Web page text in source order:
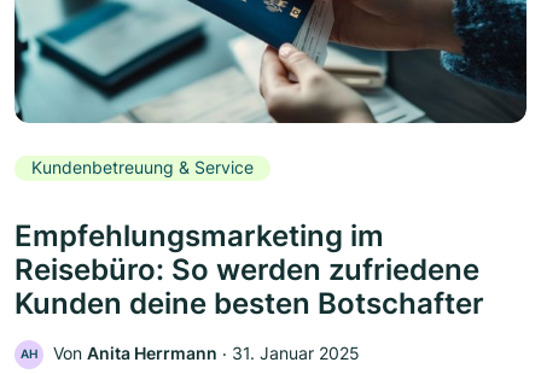
Kundenbetreuung & Service
Empfehlungsmarketing im
Reisebüro: So werden zufriedene
Kunden deine besten Botschafter
AH Von Anita Herrmann ‧ 31. Januar 2025